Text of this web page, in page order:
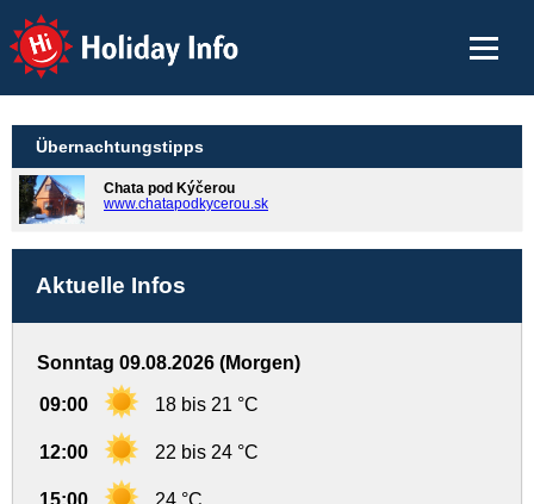
Holiday Info
Übernachtungstipps
Chata pod Kýčerou
www.chatapodkycerou.sk
Aktuelle Infos
Sonntag 09.08.2026 (Morgen)
09:00 18 bis 21 °C
12:00 22 bis 24 °C